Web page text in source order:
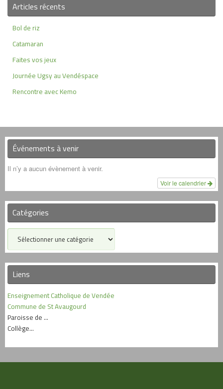
Articles récents
Bol de riz
Catamaran
Faites vos jeux
Journée Ugsy au Vendéspace
Rencontre avec Kemo
Événements à venir
Il n’y a aucun évènement à venir.
Voir le calendrier
Catégories
Liens
Enseignement Catholique de Vendée
Commune de St Avaugourd
Paroisse de ...
Collège...